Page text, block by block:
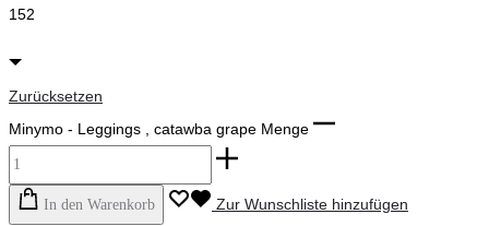
152
Zurücksetzen
Minymo - Leggings , catawba grape Menge
In den Warenkorb Zur Wunschliste hinzufügen